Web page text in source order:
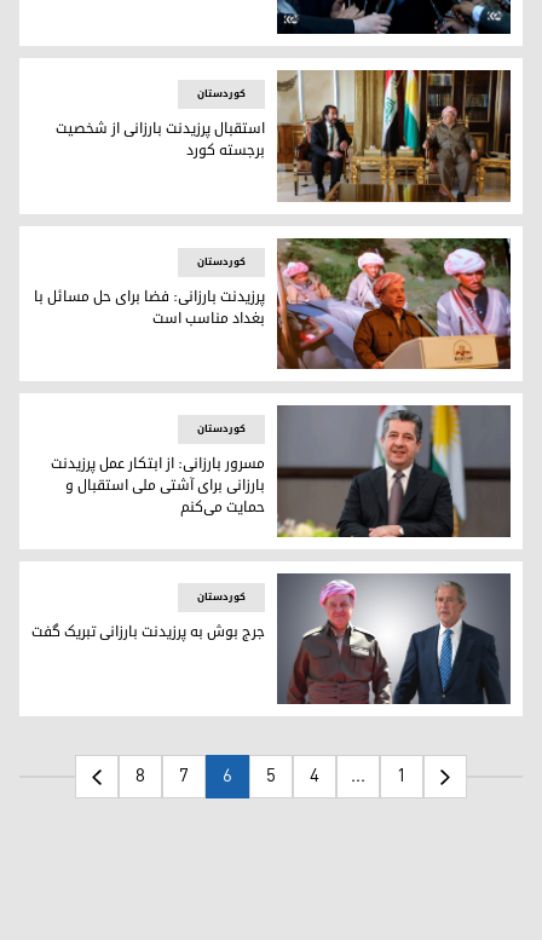
بافل طالبانی در نشست رسانه‌ای روز دوشنبه ١٦ می ٢٠٢٣
پرزیدنت مسعود بارزانی و هاشم الهاشمی، نماینده سابق کورد
کوردستان
استقبال پرزیدنت بارزانی از شخصیت
برجسته کورد
پرزیدنت مسعود بارزانی
کوردستان
پرزیدنت بارزانی: فضا برای ‌حل مسائل با
بغداد مناسب است
مسرور بارزانی، نخست وزیر اقلیم کوردستان
کوردستان
مسرور بارزانی: از ابتکار عمل پرزیدنت
بارزانی برای آشتی ملی استقبال و
حمایت می‌کنم
پیام تبریک جرج دبلیو بوش، رئیس جمهور سابق آمریکا به
کوردستان
جرج بوش به پرزیدنت بارزانی تبریک گفت
1
...
4
5
6
7
8